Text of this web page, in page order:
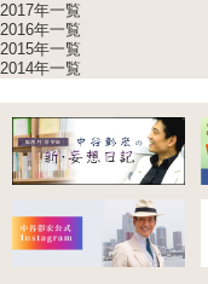
2017年一覧
2016年一覧
2015年一覧
2014年一覧